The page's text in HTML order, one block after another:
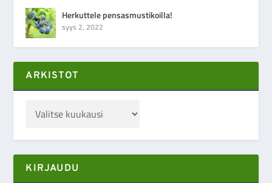
Herkuttele pensasmustikoilla!
syys 2, 2022
ARKISTOT
KIRJAUDU